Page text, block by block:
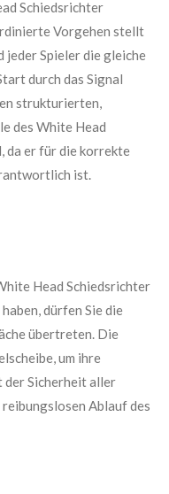
Schiedsrichter
Vorgehen stellt
jeder Spieler die gleiche
durch das Signal
strukturierten,
des White Head
da er für die korrekte
ist.
Head Schiedsrichter
dürfen Sie die
übertreten. Die
um ihre
der Sicherheit aller
Ablauf des